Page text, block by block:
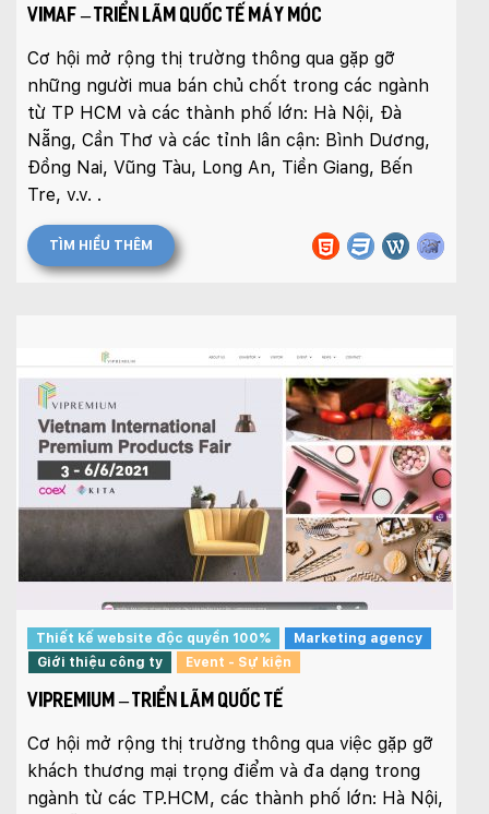
VIMAF – TRIỂN LÃM QUỐC TẾ MÁY MÓC
Cơ hội mở rộng thị trường thông qua gặp gỡ
những người mua bán chủ chốt trong các ngành
từ TP HCM và các thành phố lớn: Hà Nội, Đà
Nẵng, Cần Thơ và các tỉnh lân cận: Bình Dương,
Đồng Nai, Vũng Tàu, Long An, Tiền Giang, Bến
Tre, v.v. .
TÌM HIỂU THÊM
Thiết kế website độc quyền 100%
Marketing agency
Giới thiệu công ty
Event - Sự kiện
VIPREMIUM – TRIỂN LÃM QUỐC TẾ
Cơ hội mở rộng thị trường thông qua việc gặp gỡ
khách thương mại trọng điểm và đa dạng trong
ngành từ các TP.HCM, các thành phố lớn: Hà Nội,